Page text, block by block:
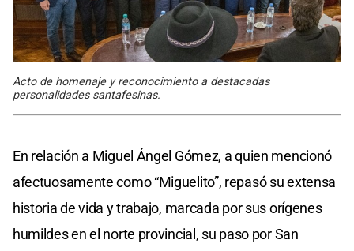
Acto de homenaje y reconocimiento a destacadas
personalidades santafesinas.
En relación a Miguel Ángel Gómez, a quien mencionó
afectuosamente como “Miguelito”, repasó su extensa
historia de vida y trabajo, marcada por sus orígenes
humildes en el norte provincial, su paso por San